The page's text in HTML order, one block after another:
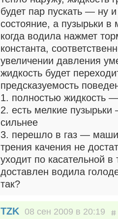
будет пар пускать — ну
состояние, а пузырьки в
когда водила нажмет
константа,
увеличении давления
жидкость будет
предсказуемость
1. полностью жидкость
2. есть мелкие
сильнее
3. перешло в газ —
трения качения не
уходит по касательной
доставлен водила
так?
TZK 08 сен 2009 в 20:19